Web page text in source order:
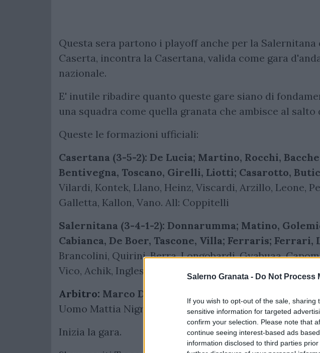
Salerno Granata - Do Not Process
If you wish to opt-out of the sale,
sensitive information for targeted
confirm your selection. Please note that
continue seeing interest-based ads
information disclosed to third parties
Questa sera partono i playoff anche per la Salernitana
Caserta, incontra la Casertana, valida come gara
nazionale.
E' inutile ribadire quanto queste gare siano di
una squadra come quella granata che ambisce al salto
Queste le formazioni ufficiali:
Casertana (3-5-2): De Lucia; Martino, Rocchi,
Bentivegna, Toscano, Girelli, Liotti; Casarotto,
Vilardi, Kontek, Llano, Heinz, Viscardi, Arzillo, Leone,
Galletta, Kallon, Vano. All: Coppitelli
Salernitana (3-4-1-2): Donnarumma; Matino,
Cabianca, De Boer, Tascone, Villa; Ferraris; Ferrari,
Brancolini, Quirini, Berra, Longobardi, Gyabuaa,
Vico, Achik, Inglese, Antonucci, Molina, Boncori. All:
Arbitro: Marco Di Loreto,
Uomo Mattia Nigro, al Var Francesco Cosso e Mattia
Inizia la gara.